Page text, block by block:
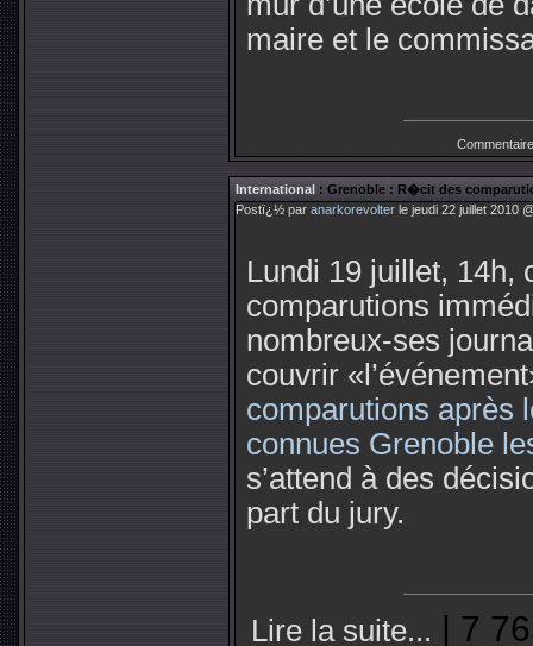
maire et le
International : Grenoble : R�cit des
Postï¿½ par anarkorevolter le jeudi 22 juillet 2010
Lundi 19 juillet, 14h,
comparutions
nombreux-ses
couvrir
comparutions après
connues Grenoble
s’attend à des
part du jury.
Lire la suite... | 7